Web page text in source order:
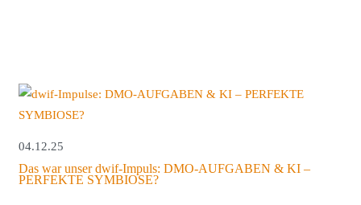
04.12.25
Das war unser dwif-Impuls: DMO-AUFGABEN & KI –
PERFEKTE SYMBIOSE?